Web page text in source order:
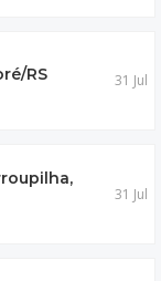
RS 31 Jul
31 Jul